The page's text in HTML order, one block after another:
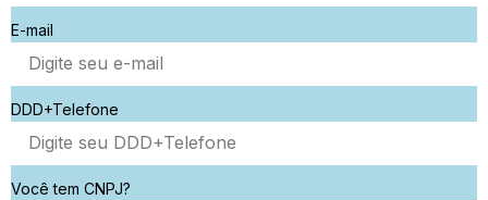
E-mail
DDD+Telefone
Você tem CNPJ?